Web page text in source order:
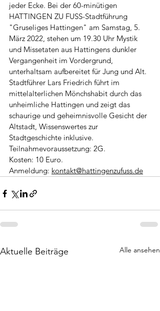
jeder Ecke. Bei der 60-minütigen
HATTINGEN ZU FUSS-Stadtführung
"Gruseliges Hattingen" am Samstag, 5.
März 2022, stehen um 19.30 Uhr Mystik
und Missetaten aus Hattingens dunkler
Vergangenheit im Vordergrund,
unterhaltsam aufbereitet für Jung und Alt.
Stadtführer Lars Friedrich führt im
mittelalterlichen Mönchshabit durch das
unheimliche Hattingen und zeigt das
schaurige und geheimnisvolle Gesicht der
Altstadt, Wissenswertes zur
Stadtgeschichte inklusive.
Teilnahmevoraussetzung: 2G.
Kosten: 10 Euro.
Anmeldung: kontakt@hattingenzufuss.de
Aktuelle Beiträge Alle ansehen